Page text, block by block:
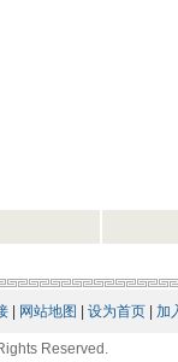
| 网站地图 设为首页| 加
Reserved.